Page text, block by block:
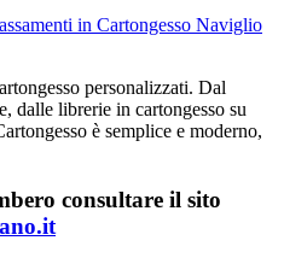
in Cartongesso Naviglio
personalizzati. Dal
dalle librerie in cartongesso su
è semplice e moderno,
consultare il sito